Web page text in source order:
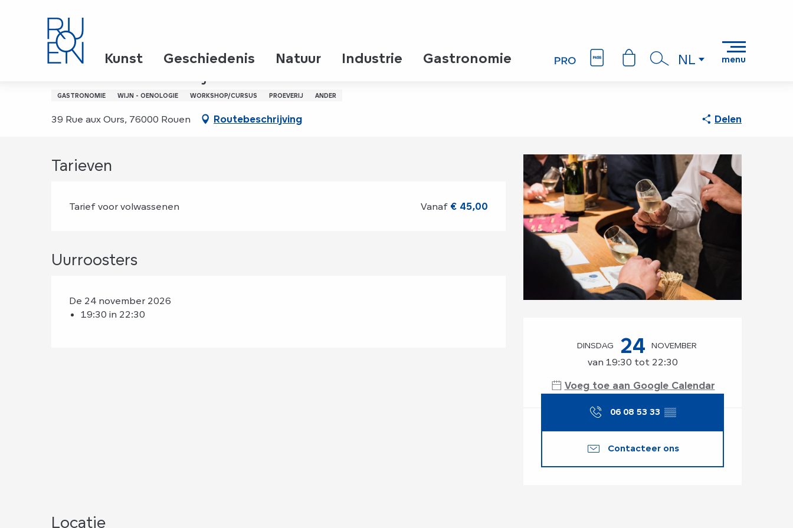
NL menu
Kunst Geschiedenis Natuur Industrie Gastronomie
Dinsdag 24 november van 19:30 tot 22:30
GASTRONOMIE WIJN - OENOLOGIE WORKSHOP/CURSUS PROEVERIJ ANDER
39 Rue aux Ours, 76000 Rouen Routebeschrijving Delen
Openingstijden
DINSDAG 24 NOVEMBER
van 19:30 tot 22:30
Voeg toe aan Google Calendar
06 08 53 33 ▒▒
Contacteer ons
Tarieven
Tarief voor volwassenen Vanaf € 45,00
Uurroosters
De 24 november 2026
19:30 in 22:30
Locatie